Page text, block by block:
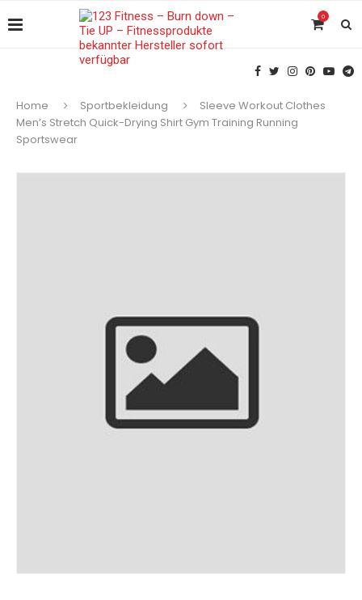
0
Home Sportbekleidung
Sleeve Workout Clothes
Men’s Stretch Quick-Drying Shirt Gym Training Running
Sportswear